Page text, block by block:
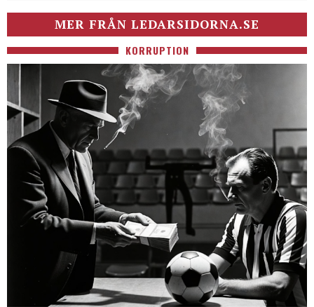
MER FRÅN LEDARSIDORNA.SE
KORRUPTION